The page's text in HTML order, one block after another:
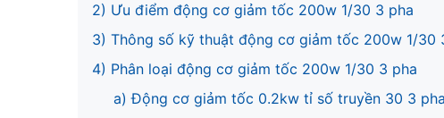
2) Ưu điểm động cơ giảm tốc 200w 1/30 3 pha
3) Thông số kỹ thuật động cơ giảm tốc 200w 1/30
4) Phân loại động cơ giảm tốc 200w 1/30 3 pha
a) Động cơ giảm tốc 0.2kw tỉ số truyền 30 3